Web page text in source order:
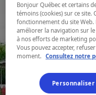
Bonjour Québec et certains
témoins (cookies) sur ce
fonctionnement du site Web.
améliorer la navigation sur
à nos efforts de marketing
Vous pouvez accepter,
moment.
Consultez notre
Personnaliser